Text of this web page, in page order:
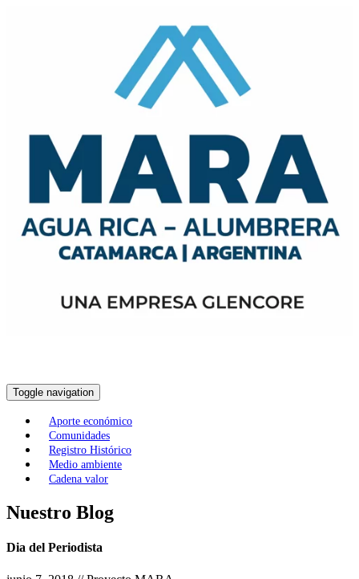
Toggle navigation
Aporte económico
Comunidades
Registro Histórico
Medio ambiente
Cadena valor
Nuestro Blog
Dia del Periodista